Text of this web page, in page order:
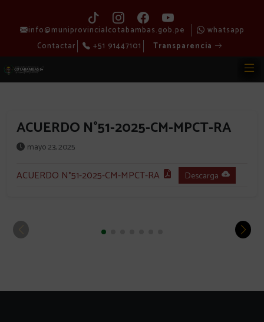
info@muniprovincialcotabambas.gob.pe
whatsapp
Contactar
+51 91447101 Transparencia
ACUERDO N°51-2025-CM-MPCT-RA
mayo 23, 2025
ACUERDO N°51-2025-CM-MPCT-RA Descarga